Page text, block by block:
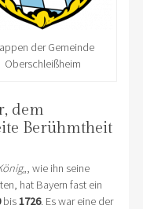
der Gemeinde
Oberschleißheim
dem
Berühmtheit
„, wie ihn seine
hat Bayern fast ein
bis1726. Es war eine der